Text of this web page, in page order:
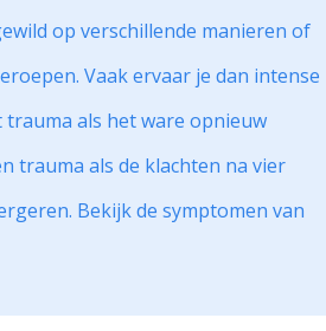
op verschillende manieren of
Vaak ervaar je dan intense
als het ware opnieuw
trauma als de klachten na vier
Bekijk de symptomen van